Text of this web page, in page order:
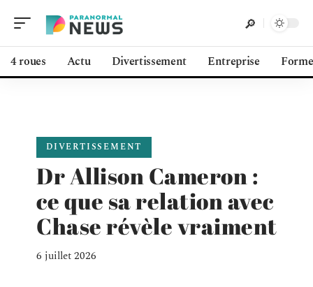
4 roues Actu Divertissement Entreprise Forme
DIVERTISSEMENT
Dr Allison Cameron :
ce que sa relation avec
Chase révèle vraiment
6 juillet 2026